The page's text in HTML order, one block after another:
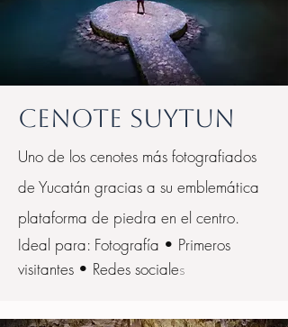
Cenote Suytun
Uno de los cenotes más fotografiados
de Yucatán gracias a su emblemática
plataforma de piedra en el centro.
Ideal para: Fotografía • Primeros
visitantes • Redes sociales